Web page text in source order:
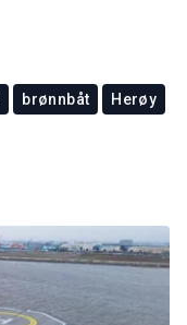
brønnbåt Herøy